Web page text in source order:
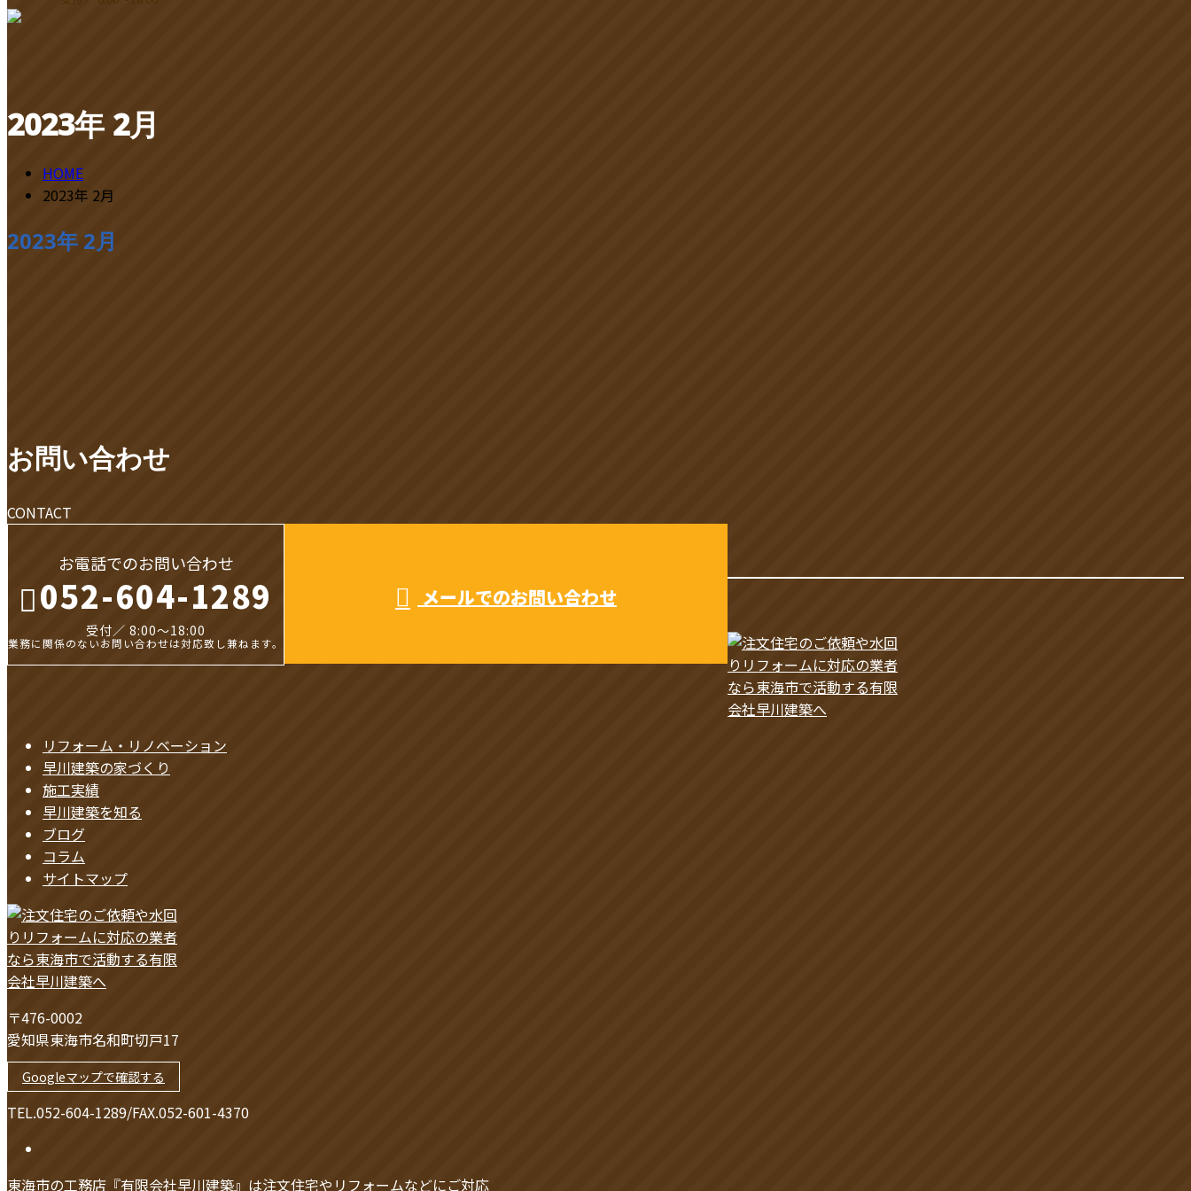
2023年 2月
HOME
2023年 2月
2023年 2月
お問い合わせ
CONTACT
お電話でのお問い合わせ
052-604-1289
受付／ 8:00～18:00
業務に関係のないお問い合わせは対応致し兼ねます。
メールでのお問い合わせ
リフォーム・リノベーション
早川建築の家づくり
施工実績
早川建築を知る
ブログ
コラム
サイトマップ
〒476-0002
愛知県東海市名和町切戸17
Googleマップで確認する
TEL.052-604-1289/FAX.052-601-4370
東海市の工務店『有限会社早川建築』は注文住宅やリフォームなどにご対応